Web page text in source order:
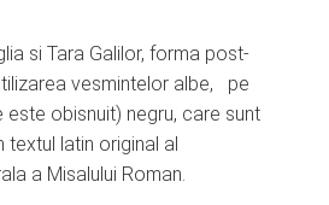
si Tara Galilor, forma post-
vesmintelor albe, pe
este obisnuit) negru, care sunt
textul latin original al
a Misalului Roman.